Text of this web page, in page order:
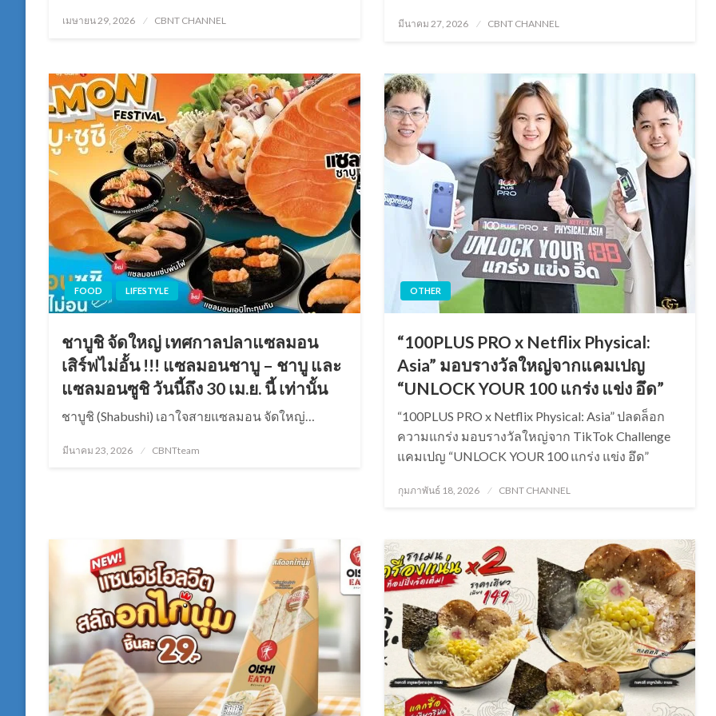
Posted
เมษายน 29, 2026 CBNT CHANNEL
Posted
มีนาคม 27, 2026 CBNT CHANNEL
FOOD LIFESTYLE
ชาบูชิ จัดใหญ่ เทศกาลปลาแซลมอน
เสิร์ฟไม่อั้น !!! แซลมอนชาบู – ชาบู และ
แซลมอนซูชิ วันนี้ถึง 30 เม.ย. นี้ เท่านั้น
ชาบูชิ (Shabushi) เอาใจสายแซลมอน จัดใหญ่…
Posted
มีนาคม 23, 2026 CBNTteam
OTHER
“100PLUS PRO x Netflix Physical:
Asia” มอบรางวัลใหญ่จากแคมเปญ
“UNLOCK YOUR 100 แกร่ง แข่ง อึด”
“100PLUS PRO x Netflix Physical: Asia” ปลดล็อก
ความแกร่ง มอบรางวัลใหญ่จาก TikTok Challenge
แคมเปญ “UNLOCK YOUR 100 แกร่ง แข่ง อึด”
Posted
กุมภาพันธ์ 18, 2026 CBNT CHANNEL